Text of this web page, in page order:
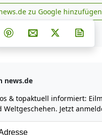
news.de zu
zu Google hinzufügen
Teilen auf Facebook
Teilen aufTeilen auf
Teilen auf Pinterest
Per E-Mail teilen
Post auf X
news.de
& topaktuell informiert:
Weltgeschehen. Jetzt